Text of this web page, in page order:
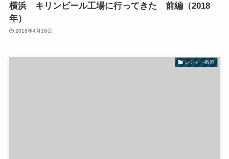
横浜 キリンビール工場に行ってきた 前編（2018
年）
2018年4月16日
レジャー-散策